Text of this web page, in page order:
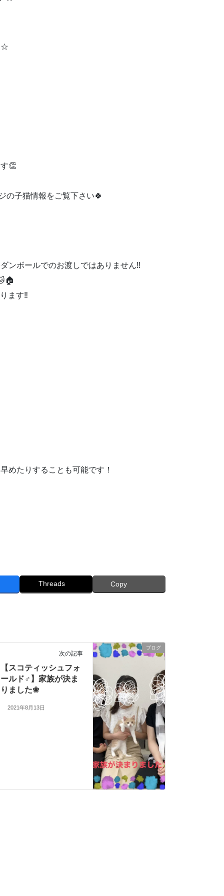
👏
の子猫情報をご覧下さい🍀
ンボールでのお渡しではありません‼️
ます‼️
めたりすることも可能です！
Threads Copy
ブログ
次の記事
【スコティッシュフォ
ールド♂】家族が決ま
りました❀
2021年8月13日